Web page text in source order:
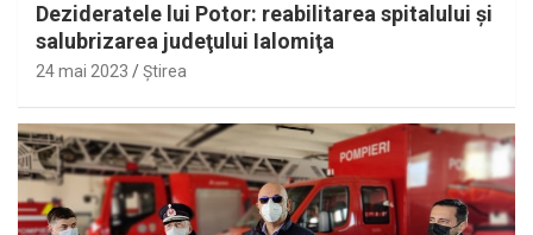
Dezideratele lui Potor: reabilitarea spitalului şi
salubrizarea judeţului Ialomiţa
24 mai 2023 Ştirea